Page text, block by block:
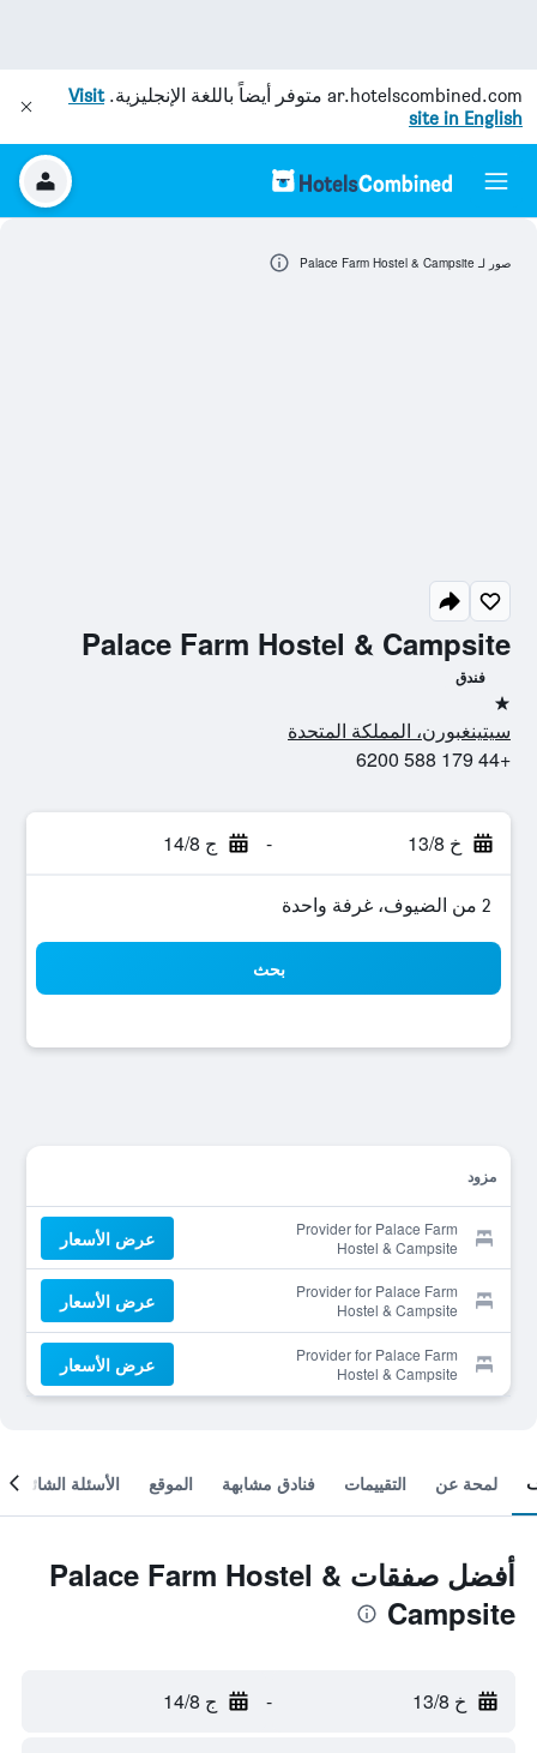
ar.hotelscombined.com متوفر أيضاً باللغة الإنجليزية.Visit
site in English
Palace Farm Hostel & Campsite
فندق
نجمة واحدة
سيتينغبورن، المملكة المتحدة
+44 179 588 6200
خ 13/8 - ج 14/8
2 من الضيوف، غرفة واحدة
بحث
مزود
Provider for Palace Farm
Hostel & Campsite
عرض الأسعار
Provider for Palace Farm
Hostel & Campsite
عرض الأسعار
Provider for Palace Farm
Hostel & Campsite
عرض الأسعار
صور لـ Palace Farm Hostel & Campsite
لمحة عن التقييمات فنادق مشابهة الموقع الأسئلة الشائعة
أفضل صفقات Palace Farm Hostel &
Campsite
خ 13/8 - ج 14/8